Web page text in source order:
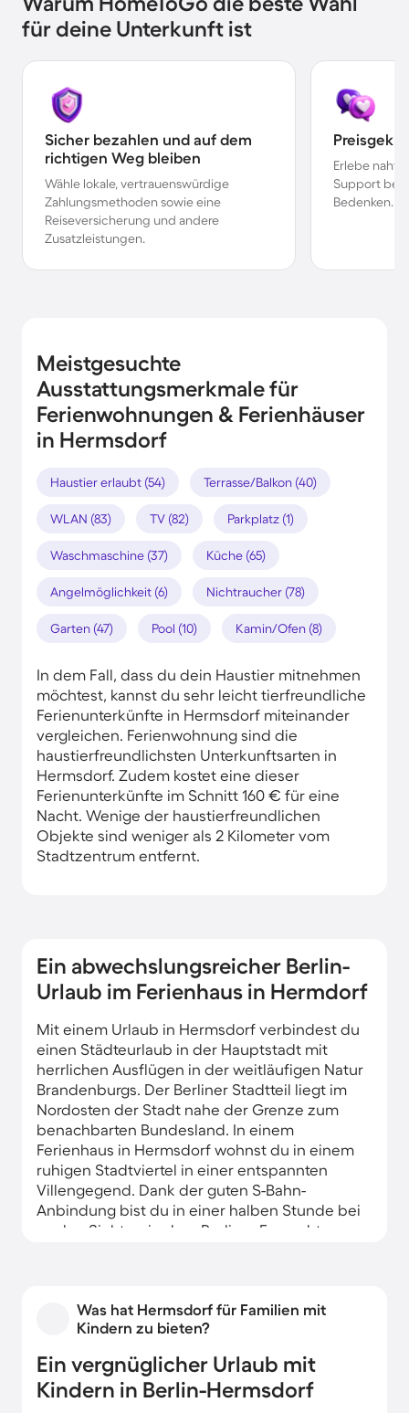
für deine Unterkunft ist
Sicher bezahlen und auf dem
richtigen Weg bleiben
Wähle lokale, vertrauenswürdige
Zahlungsmethoden sowie eine
Reiseversicherung und andere
Zusatzleistungen.
Erlebe
Support bei
Bedenken.
Meistgesuchte
Ausstattungsmerkmale für
Ferienwohnungen & Ferienhäuser
in Hermsdorf
Haustier erlaubt (54) Terrasse/Balkon (40)
WLAN (83) TV (82) Parkplatz (1)
Waschmaschine (37) Küche (65)
Angelmöglichkeit (6) Nichtraucher (78)
Garten (47) Pool (10) Kamin/Ofen (8)
In dem Fall, dass du dein Haustier mitnehmen
möchtest, kannst du sehr leicht tierfreundliche
Ferienunterkünfte in Hermsdorf miteinander
vergleichen. Ferienwohnung sind die
haustierfreundlichsten Unterkunftsarten in
Hermsdorf. Zudem kostet eine dieser
Ferienunterkünfte im Schnitt 160 € für eine
Nacht. Wenige der haustierfreundlichen
Objekte sind weniger als 2 Kilometer vom
Stadtzentrum entfernt.
Ein abwechslungsreicher Berlin-
Urlaub im Ferienhaus in Hermdorf
Mit einem Urlaub in Hermsdorf verbindest du
einen Städteurlaub in der Hauptstadt mit
herrlichen Ausflügen in der weitläufigen Natur
Brandenburgs. Der Berliner Stadtteil liegt im
Nordosten der Stadt nahe der Grenze zum
benachbarten Bundesland. In einem
Ferienhaus in Hermsdorf wohnst du in einem
ruhigen Stadtviertel in einer entspannten
Villengegend. Dank der guten S-Bahn-
Anbindung bist du in einer halben Stunde bei
coolen Sights wie dem Berliner Fernsehturm
Was hat Hermsdorf für Familien mit
Kindern zu bieten?
Ein vergnüglicher Urlaub mit
Kindern in Berlin-Hermsdorf